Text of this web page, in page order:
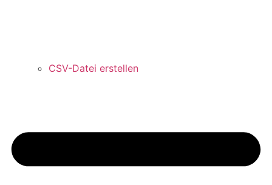
CSV-Datei erstellen